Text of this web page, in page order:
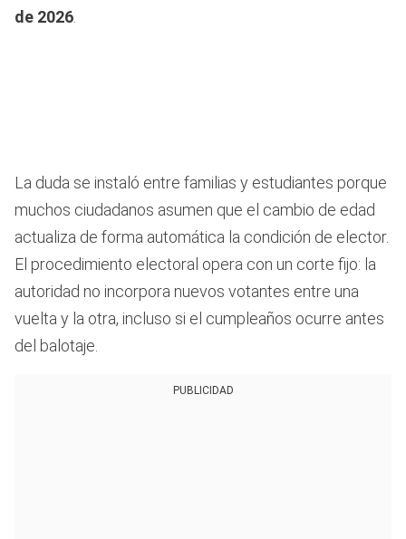
de 2026
La duda se instaló entre familias y estudiantes porque
muchos ciudadanos asumen que el cambio de edad
actualiza de forma automática la condición de elector.
El procedimiento electoral opera con un corte fijo: la
autoridad no incorpora nuevos votantes entre una
vuelta y la otra, incluso si el cumpleaños ocurre antes
del balotaje.
PUBLICIDAD